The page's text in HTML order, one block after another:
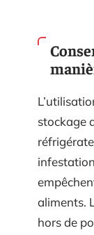
stockage
aliments.
hors de